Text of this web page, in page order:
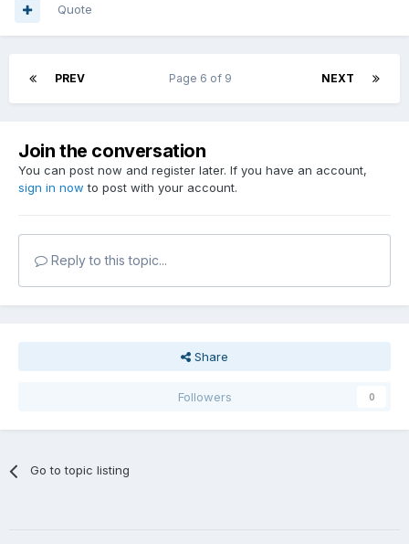
Quote
PREV NEXT
Page 6 of 9
Join the conversation
You can post now and register later. If you have an account,
sign in now to post with your account.
Reply to this topic...
Share
Followers 0
Go to topic listing